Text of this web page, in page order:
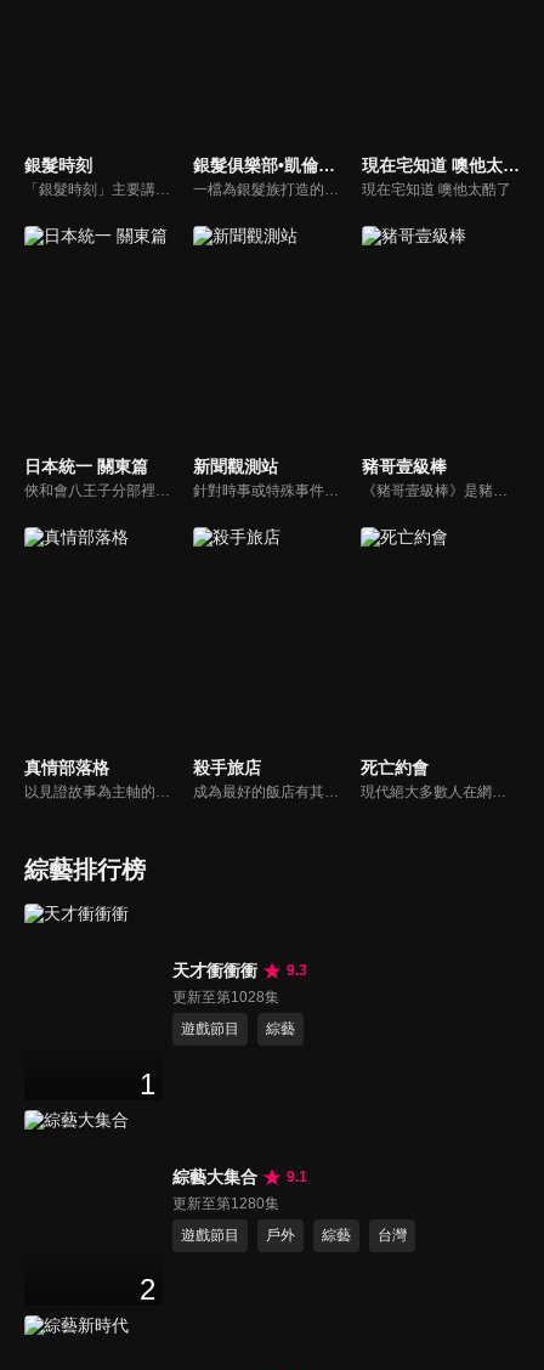
銀髮時刻
「銀髮時刻」主要講述臺灣銀髮族協會各分會之成立歷史，並介紹各分會之部門組成，以及訪問銀髮族各分會的重要核心人物，去瞭解這些人物背後所致力於推動的正向理念。希望透過本節目的介紹，讓銀髮長者可以透過協會這個平臺，追求樂活的銀髮人生。
銀髮俱樂部•凱倫直播間
一檔為銀髮族打造的生命紀實節目，分為三大單元：《銀髮笑談人生》透過深入訪談，聽見長輩們奮鬥一生的智慧與養生之道。《倫我陪伴你》以手機紀錄我與母親在病榻前的真情互動；《花絮篇》則記錄我病後重生的點滴過程，是獻給生命最真誠的禮物。如果讓您看得意猶未盡，那正是我們製作團隊最深的心願。
現在宅知道 噢他太酷了
現在宅知道 噢他太酷了
日本統一 關東篇
俠和會八王子分部裡，響起了一通電話，告知會內某位成員遇襲身亡的訃聞。位居若頭的冰室，與本部長田村為首之一行人，為替同伴報仇，搶先警方一步開始調查起兇手身分。該案件由八曲警署搜查一課的刑警阿島與早見負責，他們認為近期的殺人案互有關連，四處奔走調查。
新聞觀測站
針對時事或特殊事件邀請來賓進行深度探討，或專訪各領域傑出人士。
豬哥壹級棒
《豬哥壹級棒》是豬哥亮與苗可麗主持的大型綜藝節目，看秀場天王豬哥亮獨特的豬式詼諧，增添了真性情、真感動，來賓分享自身感人故事，節目笑中帶淚猶如一場真情三溫暖。
真情部落格
以見證故事為主軸的佈道訪談節目，由主播李晶玉主持，發揮她的訪問專長，讓來賓自在暢談自己的生命歷程；最後由寇紹恩牧師與孫越叔叔佈道，帶領禱告。
殺手旅店
成為最好的飯店有其條件。「頂級餐點」、「極致療癒」、「魅惑娛樂」…還有，「最新武器安排」、「安心身份偽造」、「完美屍體處理」——！？在生死的邊界線上，兩位從不說「NO」的禮賓員，生朗和沙羅，將如何回應殺手們的願望——此刻，鮮烈殺戮飯店的戲碼…開幕！
死亡約會
現代絕大多數人在網路上尋找愛情，但網路約會可能是場危險的遊戲。本系列節目透過接觸受害者家屬和警察，探討現實生活中以悲劇告終的愛情故事，並講述追捕兇手的戲劇性過程。
綜藝排行榜
1
天才衝衝衝
9.3
更新至第1028集
遊戲節目
綜藝
2
綜藝大集合
9.1
更新至第1280集
遊戲節目
戶外 綜藝 台灣